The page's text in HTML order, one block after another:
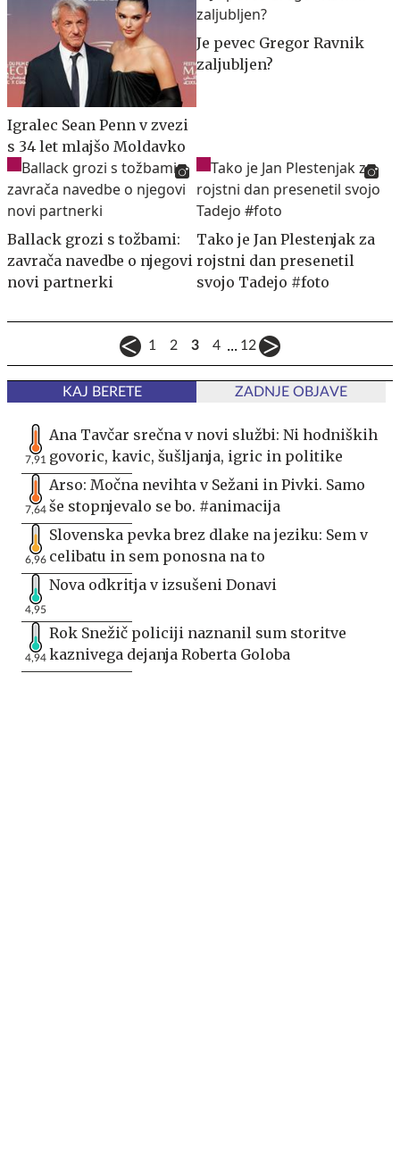
Igralec Sean Penn v zvezi
s 34 let mlajšo Moldavko
Je pevec Gregor Ravnik
zaljubljen?
Ballack grozi s tožbami:
zavrača navedbe o njegovi
novi partnerki
Tako je Jan Plestenjak za
rojstni dan presenetil
svojo Tadejo #foto
1 2 3 4 ... 12
KAJ BERETE ZADNJE OBJAVE
7,91
Ana Tavčar srečna v novi službi: Ni hodniških
govoric, kavic, šušljanja, igric in politike
7,64
Arso: Močna nevihta v Sežani in Pivki. Samo
še stopnjevalo se bo. #animacija
6,96
Slovenska pevka brez dlake na jeziku: Sem v
celibatu in sem ponosna na to
4,95
Nova odkritja v izsušeni Donavi
4,94
Rok Snežič policiji naznanil sum storitve
kaznivega dejanja Roberta Goloba